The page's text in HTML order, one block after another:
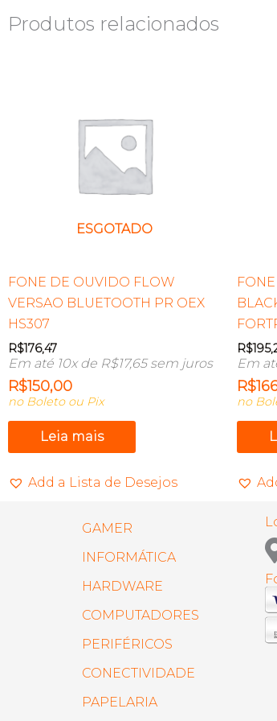
Produtos relacionados
ESGOTADO
FONE DE OUVIDO FLOW
VERSAO BLUETOOTH PR OEX
HS307
R$176,47
Em até 10x de R$17,65sem juros
R$150,00
no Boleto ou Pix
Leia mais
Add a Lista de Desejos
R$
Em
R$
no
GAMER
INFORMÁTICA
HARDWARE
COMPUTADORES
PERIFÉRICOS
CONECTIVIDADE
PAPELARIA